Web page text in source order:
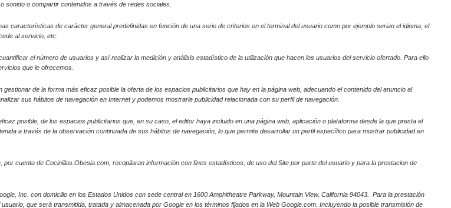
sonido o compartir contenidos a través de redes sociales.
características de carácter general predefinidas en función de una serie de criterios en el terminal del usuario como por ejemplo serian el idioma, el
al servicio, etc.
el número de usuarios y así realizar la medición y análisis estadístico de la utilización que hacen los usuarios del servicio ofertado. Para ello
que le ofrecemos.
de la forma más eficaz posible la oferta de los espacios publicitarios que hay en la página web, adecuando el contenido del anuncio al
sus hábitos de navegación en Internet y podemos mostrarle publicidad relacionada con su perfil de navegación.
posible, de los espacios publicitarios que, en su caso, el editor haya incluido en una página web, aplicación o plataforma desde la que presta el
a través de la observación continuada de sus hábitos de navegación, lo que permite desarrollar un perfil específico para mostrar publicidad en
cuenta de Cocinillas.Obesia.com, recopilaran información con fines estadísticos, de uso del Site por parte del usuario y para la prestacion de
Inc. con domicilio en los Estados Unidos con sede central en 1600 Amphitheatre Parkway, Mountain View, California 94043. Para la prestación
que será transmitida, tratada y almacenada por Google en los términos fijados en la Web Google.com. Incluyendo la posible transmisión de